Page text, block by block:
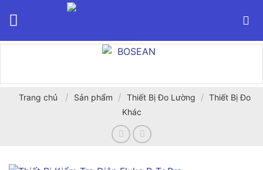
Trang chủ / Sản phẩm / Thiết Bị Đo Lường / Thiết Bị Đo
Khác